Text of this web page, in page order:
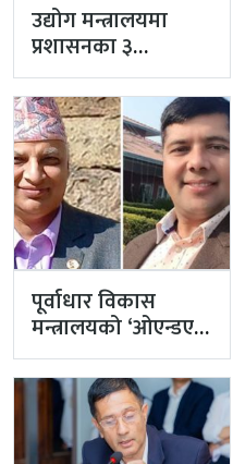
उद्योग मन्त्रालयमा
प्रशासनका ३
सहसचिव फाजिलमा
पूर्वाधार विकास
मन्त्रालयको ‘ओएन्डएम’
नटुंगिदा प्रशासनका
सहसचिवको भएन
व्यवस्थापन